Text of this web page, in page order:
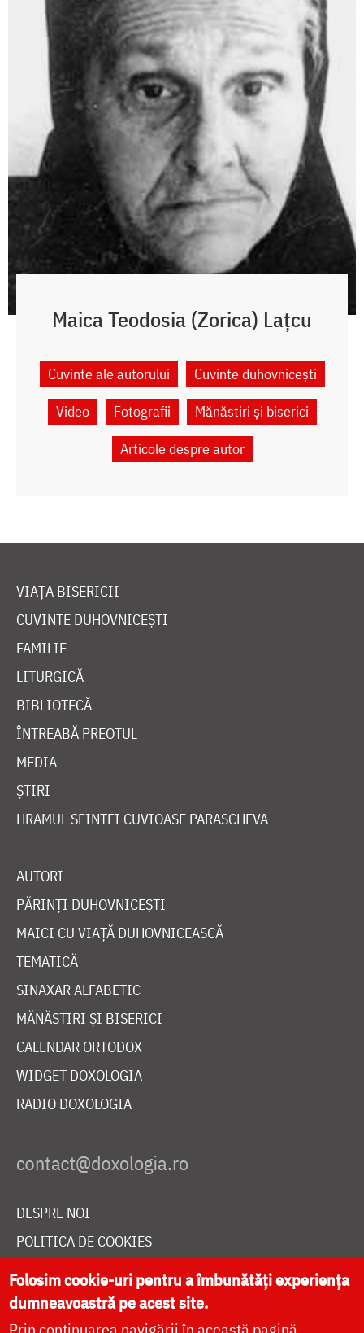
Maica Teodosia (Zorica) Lațcu
Cuvinte ale autorului
Cuvinte duhovnicești
Video
Fotografii
Mănăstiri și biserici
Articole despre autor
VIAȚA BISERICII
CUVINTE DUHOVNICEȘTI
FAMILIE
LITURGICĂ
BIBLIOTECĂ
ÎNTREABĂ PREOTUL
MEDIA
ȘTIRI
HRAMUL SFINTEI CUVIOASE PARASCHEVA
AUTORI
PĂRINȚI DUHOVNICEȘTI
MAICI CU VIAȚĂ DUHOVNICEASCĂ
TEMATICĂ
SINAXAR ALFABETIC
MĂNĂSTIRI ȘI BISERICI
CALENDAR ORTODOX
WIDGET DOXOLOGIA
RADIO DOXOLOGIA
DESPRE NOI
POLITICA DE COOKIES
DONEAZĂ ONLINE PENTRU CATEDRALA NAȚIONALĂ
Folosim cookie-uri pentru a îmbunătăți experiența
dumneavoastră pe acest site.